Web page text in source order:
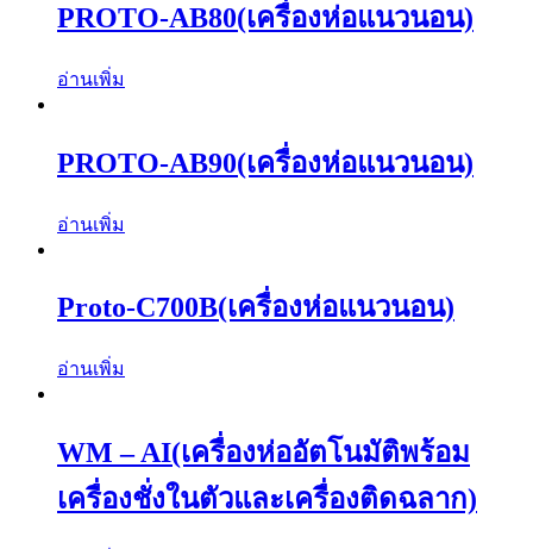
PROTO-AB80(เครื่องห่อแนวนอน)
อ่านเพิ่ม
PROTO-AB90(เครื่องห่อแนวนอน)
อ่านเพิ่ม
Proto-C700B(เครื่องห่อแนวนอน)
อ่านเพิ่ม
WM – AI(เครื่องห่ออัตโนมัติพร้อม
เครื่องชั่งในตัวและเครื่องติดฉลาก)